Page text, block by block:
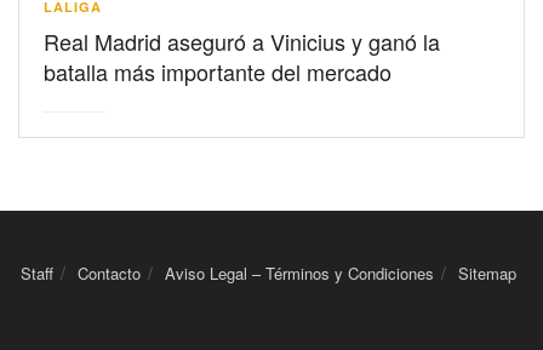
LALIGA
Real Madrid aseguró a Vinicius y ganó la
batalla más importante del mercado
Staff Contacto Aviso Legal – Términos y Condiciones Sitemap